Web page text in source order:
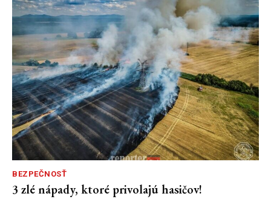
BEZPEČNOSŤ
3 zlé nápady, ktoré privolajú hasičov!